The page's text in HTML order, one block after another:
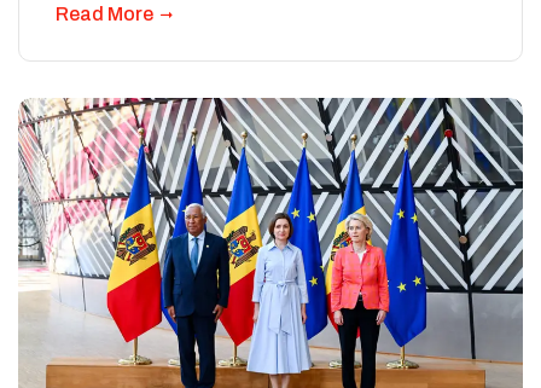
Read More